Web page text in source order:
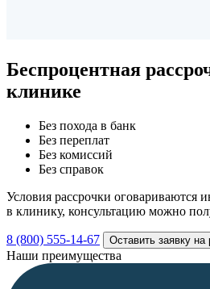
Беспроцентная
клинике
Без похода в банк
Без переплат
Без комиссий
Без справок
Условия рассрочки оговариваются
в клинику, консультацию можно
8 (800) 555-14-67 Оставить заявку на
Наши преимущества